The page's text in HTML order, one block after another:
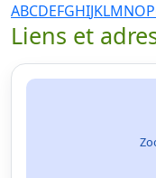
ABCDEFGHIJKLMNOP
Liens et